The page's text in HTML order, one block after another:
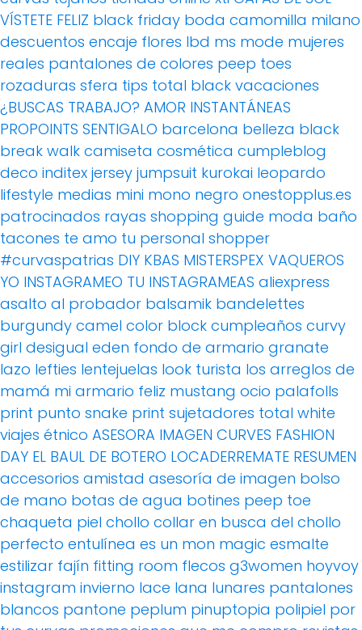
VÍSTETE FELIZ black friday boda camomilla milano
descuentos encaje flores lbd ms mode mujeres
reales pantalones de colores peep toes
rozaduras sfera tips total black vacaciones
¿BUSCAS TRABAJO? AMOR INSTANTÁNEAS
PROPOINTS SENTIGALO barcelona belleza black
break walk camiseta cosmética cumpleblog
deco inditex jersey jumpsuit kurokai leopardo
lifestyle medias mini mono negro onestopplus.es
patrocinados rayas shopping guide moda baño
tacones te amo tu personal shopper
#curvaspatrias DIY KBAS MISTERSPEX VAQUEROS
YO INSTAGRAMEO TU INSTAGRAMEAS aliexpress
asalto al probador balsamik bandelettes
burgundy camel color block cumpleaños curvy
girl desigual eden fondo de armario granate
lazo lefties lentejuelas look turista los arreglos de
mamá mi armario feliz mustang ocio palafolls
print punto snake print sujetadores total white
viajes étnico ASESORA IMAGEN CURVES FASHION
DAY EL BAUL DE BOTERO LOCADERREMATE RESUMEN
accesorios amistad asesoría de imagen bolso
de mano botas de agua botines peep toe
chaqueta piel chollo collar en busca del chollo
perfecto entulínea es un mon magic esmalte
estilizar fajín fitting room flecos g3women hoyvoy
instagram invierno lace lana lunares pantalones
blancos pantone peplum pinuptopia polipiel por